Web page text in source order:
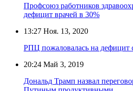
Профсоюз работников
дефицит врачей в 30%
13:27 Ноя. 13, 2020
РПЦ пожаловалась на дефицит
20:24 Май 3, 2019
Дональд Трамп назвал